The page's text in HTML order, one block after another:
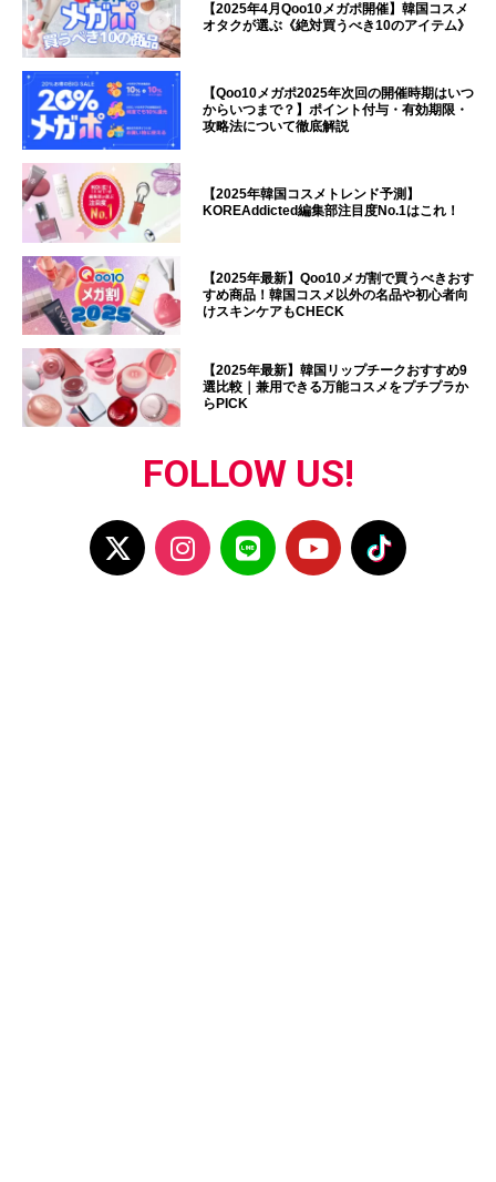
【2025年4月Qoo10メガポ開催】韓国コスメ
オタクが選ぶ《絶対買うべき10のアイテム》
【Qoo10メガポ2025年次回の開催時期はいつ
からいつまで？】ポイント付与・有効期限・
攻略法について徹底解説
【2025年韓国コスメトレンド予測】
KOREAddicted編集部注目度No.1はこれ！
【2025年最新】Qoo10メガ割で買うべきおす
すめ商品！韓国コスメ以外の名品や初心者向
けスキンケアもCHECK
【2025年最新】韓国リップチークおすすめ9
選比較｜兼用できる万能コスメをプチプラか
らPICK
FOLLOW US!